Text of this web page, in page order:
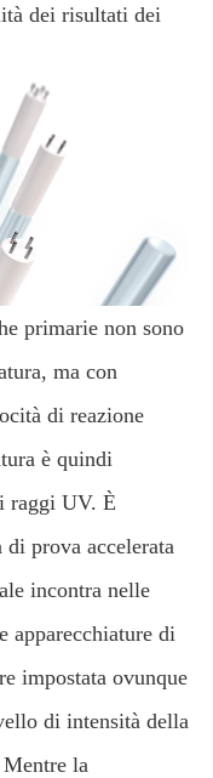
dei risultati dei
primarie non sono
ma con
di reazione
è quindi
raggi UV. È
prova accelerata
incontra nelle
apparecchiature di
impostata ovunque
di intensità della
la